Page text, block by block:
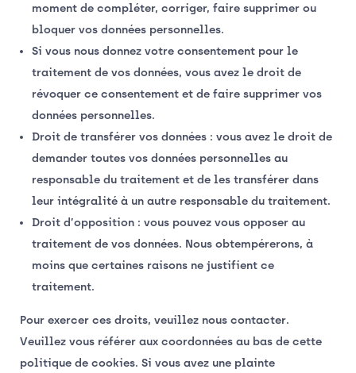
moment de compléter, corriger, faire supprimer ou
bloquer vos données personnelles.
Si vous nous donnez votre consentement pour le
traitement de vos données, vous avez le droit de
révoquer ce consentement et de faire supprimer vos
données personnelles.
Droit de transférer vos données : vous avez le droit de
demander toutes vos données personnelles au
responsable du traitement et de les transférer dans
leur intégralité à un autre responsable du traitement.
Droit d’opposition : vous pouvez vous opposer au
traitement de vos données. Nous obtempérerons, à
moins que certaines raisons ne justifient ce
traitement.
Pour exercer ces droits, veuillez nous contacter.
Veuillez vous référer aux coordonnées au bas de cette
politique de cookies. Si vous avez une plainte